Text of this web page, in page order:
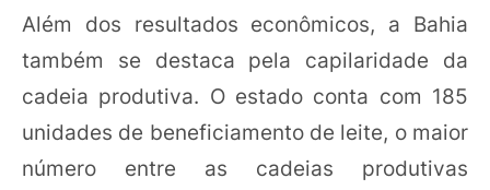
Além dos resultados econômicos, a Bahia
também se destaca pela capilaridade da
cadeia produtiva. O estado conta com 185
unidades de beneficiamento de leite, o maior
número entre as cadeias produtivas